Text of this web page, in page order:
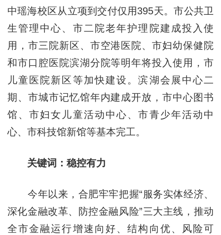
中瑶海校区从立项到交付仅用395天。市公共卫
生管理中心、市二院老年护理院建成投入使
用，市三院新区、市空港医院、市妇幼保健院
和市口腔医院滨湖分院等明年将投入使用，市
儿童医院新区等加快建设。滨湖会展中心二
期、市城市记忆馆年内建成开放，市中心图书
馆、市妇女儿童活动中心、市青少年活动中
心、市科技馆新馆等基本完工。
关键词：稳控有力
今年以来，合肥牢牢把握“服务实体经济、
深化金融改革、防控金融风险”三大主线，推动
全市金融运行增速向好、结构向优、风险可